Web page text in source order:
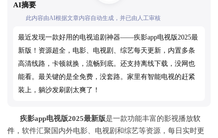
AI摘要
此内容由AI根据文章内容自动生成，并已由人工审核
最近发现一款好用的电视追剧神器——疾影app电视版2025最
新版！资源超全，电影、电视剧、综艺每天更新，内置多条
高清线路，卡顿就换，流畅到底。还支持离线下载，没网也
能看。最关键的是全免费，没套路。家里有智能电视的赶紧
装上，躺沙发刷剧太爽了！
疾影app电视版2025最新版是一款功能丰富的影视播放软
件 ，软件汇聚国内外电影、电视剧和综艺等资源，每日实时更